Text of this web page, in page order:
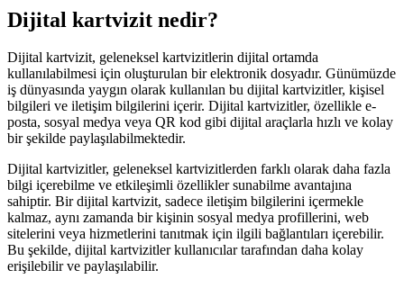
Dijital kartvizit nedir?
Dijital kartvizit, geleneksel kartvizitlerin dijital ortamda
kullanılabilmesi için oluşturulan bir elektronik dosyadır. Günümüzde
iş dünyasında yaygın olarak kullanılan bu dijital kartvizitler, kişisel
bilgileri ve iletişim bilgilerini içerir. Dijital kartvizitler, özellikle e-
posta, sosyal medya veya QR kod gibi dijital araçlarla hızlı ve kolay
bir şekilde paylaşılabilmektedir.
Dijital kartvizitler, geleneksel kartvizitlerden farklı olarak daha fazla
bilgi içerebilme ve etkileşimli özellikler sunabilme avantajına
sahiptir. Bir dijital kartvizit, sadece iletişim bilgilerini içermekle
kalmaz, aynı zamanda bir kişinin sosyal medya profillerini, web
sitelerini veya hizmetlerini tanıtmak için ilgili bağlantıları içerebilir.
Bu şekilde, dijital kartvizitler kullanıcılar tarafından daha kolay
erişilebilir ve paylaşılabilir.